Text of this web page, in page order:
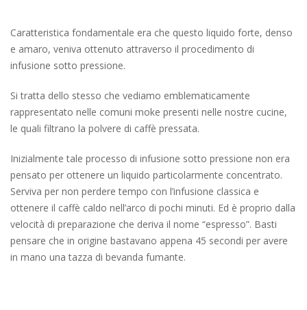
Caratteristica fondamentale era che questo liquido forte, denso
e amaro, veniva ottenuto attraverso il procedimento di
infusione sotto pressione.
Si tratta dello stesso che vediamo emblematicamente
rappresentato nelle comuni moke presenti nelle nostre cucine,
le quali filtrano la polvere di caffè pressata.
Inizialmente tale processo di infusione sotto pressione non era
pensato per ottenere un liquido particolarmente concentrato.
Serviva per non perdere tempo con l’infusione classica e
ottenere il caffè caldo nell’arco di pochi minuti. Ed è proprio dalla
velocità di preparazione che deriva il nome “espresso”. Basti
pensare che in origine bastavano appena 45 secondi per avere
in mano una tazza di bevanda fumante.